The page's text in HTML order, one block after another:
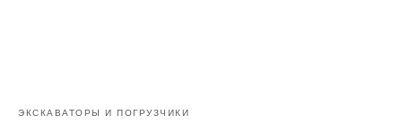
ЭКСКАВАТОРЫ И ПОГРУЗЧИКИ